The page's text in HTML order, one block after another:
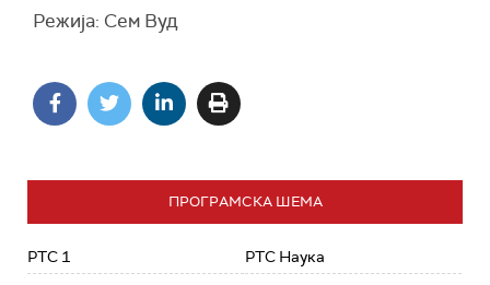
Режија: Сем Вуд
ПРОГРАМСКА ШЕМА
РТС 1 РТС Наука